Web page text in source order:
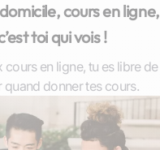
cours en ligne,
toi qui vois !
cours en ligne, tu es libre de
quand donner tes cours.